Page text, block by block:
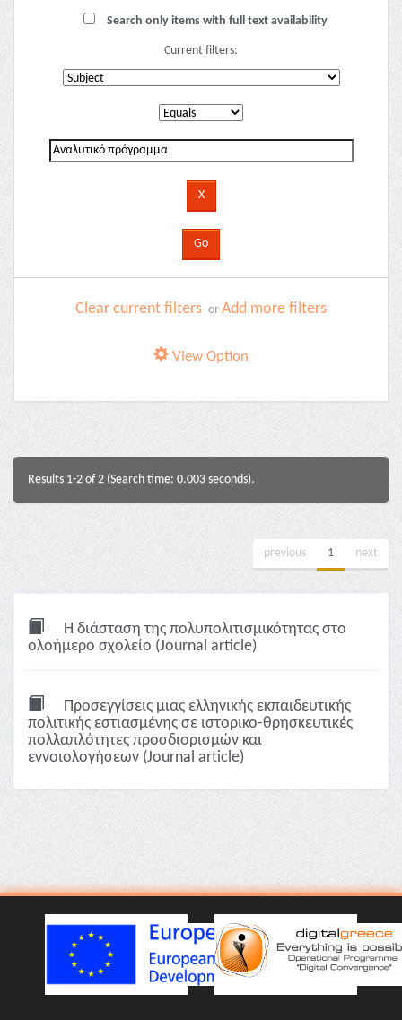
Search only items with full text availability
Current filters:
Clear current filters or Add more filters
View Option
Results 1-2 of 2 (Search time: 0.003 seconds).
previous 1 next
Η διάσταση της πολυπολιτισμικότητας στο
ολοήμερο σχολείο (Journal article)
Προσεγγίσεις μιας ελληνικής εκπαιδευτικής
πολιτικής εστιασμένης σε ιστορικο-θρησκευτικές
πολλαπλότητες προσδιορισμών και
εννοιολογήσεων (Journal article)